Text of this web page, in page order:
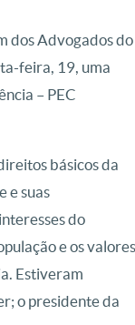
dos Advogados do
feira, 19, uma
– PEC
básicos da
e suas
do
e os valores
Estiveram
o presidente da